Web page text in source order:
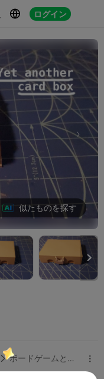
 ログイン
 
似たものを探す

 ボードゲームとカードゲーム 